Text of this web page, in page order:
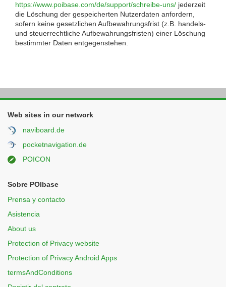
https://www.poibase.com/de/support/schreibe-uns/ jederzeit
die Löschung der gespeicherten Nutzerdaten anfordern,
sofern keine gesetzlichen Aufbewahrungsfrist (z.B. handels-
und steuerrechtliche Aufbewahrungsfristen) einer Löschung
bestimmter Daten entgegenstehen.
Web sites in our network
naviboard.de
pocketnavigation.de
POICON
Sobre POIbase
Prensa y contacto
Asistencia
About us
Protection of Privacy website
Protection of Privacy Android Apps
termsAndConditions